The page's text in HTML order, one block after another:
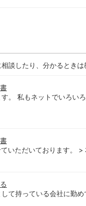
談したり、分かるとき
。 私もネットでいろい
いただいております。
て持っている会社に勤